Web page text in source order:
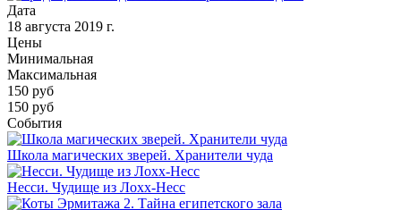
Дата
18 августа 2019 г.
Цены
Минимальная
Максимальная
150 руб
150 руб
События
Школа магических зверей. Хранители чуда
Несси. Чудище из Лохх-Несс